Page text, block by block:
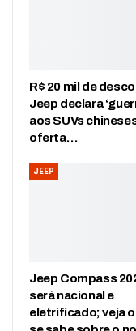
R$ 20 mil de
Jeep declara
aos SUVs
oferta…
JEEP
Jeep Compass
será nacional e
eletrificado; veja o